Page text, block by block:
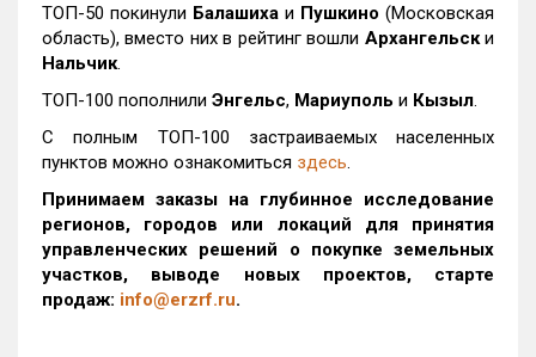
ТОП-50 покинули Балашиха и Пушкино (Московская
область), вместо них в рейтинг вошли Архангельски
Нальчик.
ТОП-100 пополнили Энгельс, Мариуполь и Кызыл.
С полным ТОП-100 застраиваемых населенных
пунктов можно ознакомиться здесь.
Принимаем заказы на глубинное исследование
регионов, городов или локаций для принятия
управленческих решений о покупке земельных
участков, выводе новых проектов, старте
продаж: info@erzrf.ru.